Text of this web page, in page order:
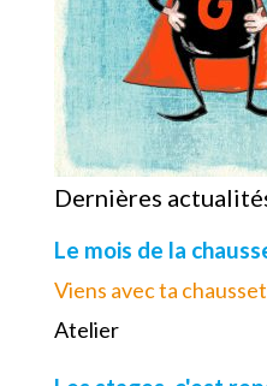
Dernières
Le mois de la
Viens avec ta
Atelier